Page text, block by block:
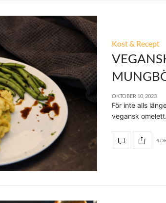
Kost & Recept
OKTOBER 10, 2023
För inte alls
vegansk
4